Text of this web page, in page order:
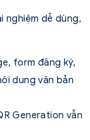
nghiệm dễ dùng,
form đăng ký,
dung văn bản
Generation vẫn